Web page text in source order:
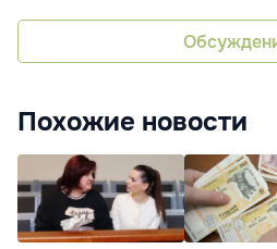
Похожие новости